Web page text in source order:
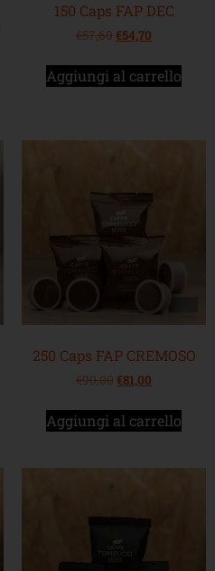
150 Caps FAP DEC
€57,60 €54,70
Aggiungi al carrello
250 Caps FAP CREMOSO
€90,00 €81,00
Aggiungi al carrello